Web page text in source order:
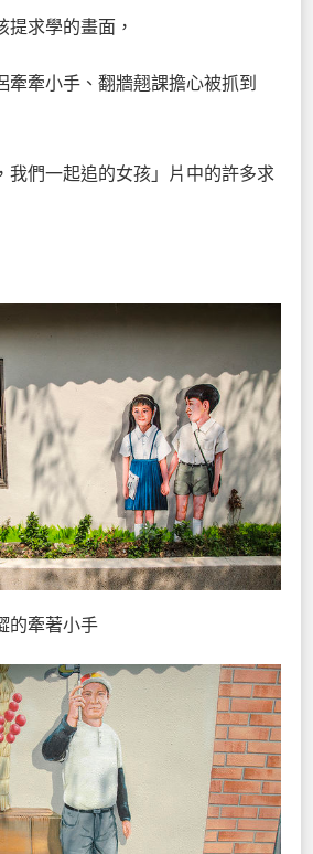
提求學的畫面，
牽牽小手、翻牆翹課擔心被抓到
我們一起追的女孩」片中的許多求
的牽著小手